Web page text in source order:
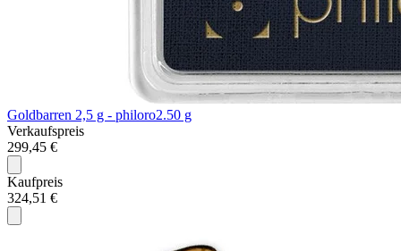
Goldbarren 2,5 g - philoro2.50 g
Verkaufspreis
299,45 €
Kaufpreis
324,51 €